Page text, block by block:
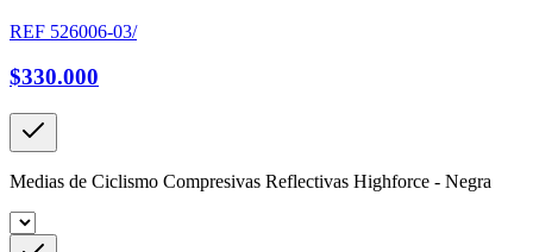
REF 526006-03/
$330.000
Medias de Ciclismo Compresivas Reflectivas Highforce - Negra